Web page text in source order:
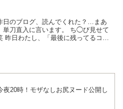
日のブログ、読んでくれた？…まあ
単刀直入に言います。 ち◯び見せて
昨日わたし、「最後に残ってるコン
夜20時！モザなしお尻ヌード公開し